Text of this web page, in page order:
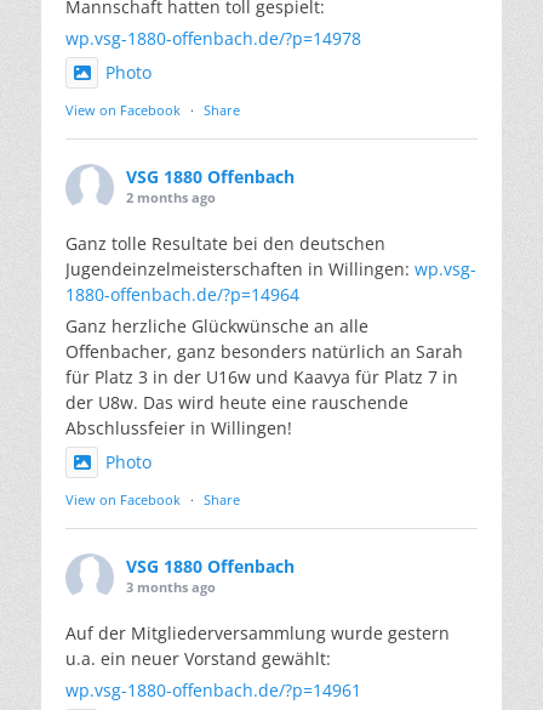
Mannschaft hatten toll gespielt:
wp.vsg-1880-offenbach.de/?p=14978
Photo
View on Facebook · Share
VSG 1880 Offenbach
2 months ago
Ganz tolle Resultate bei den deutschen
Jugendeinzelmeisterschaften in Willingen: wp.vsg-
1880-offenbach.de/?p=14964
Ganz herzliche Glückwünsche an alle
Offenbacher, ganz besonders natürlich an Sarah
für Platz 3 in der U16w und Kaavya für Platz 7 in
der U8w. Das wird heute eine rauschende
Abschlussfeier in Willingen!
Photo
View on Facebook · Share
VSG 1880 Offenbach
3 months ago
Auf der Mitgliederversammlung wurde gestern
u.a. ein neuer Vorstand gewählt:
wp.vsg-1880-offenbach.de/?p=14961